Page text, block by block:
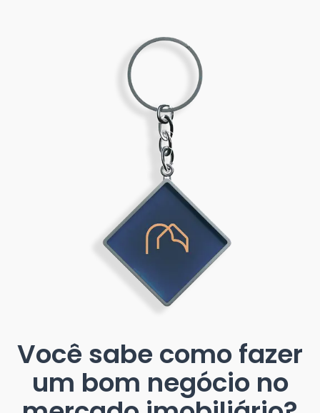
Você sabe como fazer
um bom negócio no